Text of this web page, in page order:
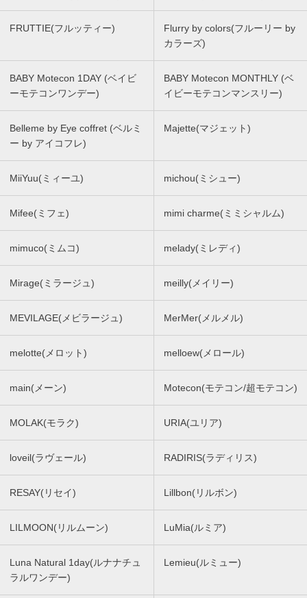
FRUTTIE(フルッティー)
Flurry by colors(フルーリー by
カラーズ)
BABY Motecon 1DAY (ベイビ
ーモテコンワンデー)
BABY Motecon MONTHLY (ベ
イビーモテコンマンスリー)
Belleme by Eye coffret (ベルミ
ー by アイコフレ)
Majette(マジェット)
MiiYuu(ミィーユ) michou(ミシュー)
Mifee(ミフェ) mimi charme(ミミシャルム)
mimuco(ミムコ) melady(ミレディ)
Mirage(ミラージュ) meilly(メイリー)
MEVILAGE(メビラージュ) MerMer(メルメル)
melotte(メロット) melloew(メロール)
main(メーン) Motecon(モテコン/超モテコン)
MOLAK(モラク) URIA(ユリア)
loveil(ラヴェール) RADIRIS(ラディリス)
RESAY(リセイ) Lillbon(リルボン)
LILMOON(リルムーン) LuMia(ルミア)
Luna Natural 1day(ルナナチュ
ラルワンデー)
Lemieu(ルミュー)